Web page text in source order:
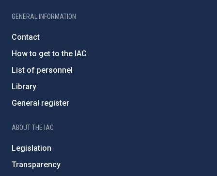
GENERAL INFORMATION
Contact
How to get to the IAC
List of personnel
Library
General register
ABOUT THE IAC
Legislation
Transparency